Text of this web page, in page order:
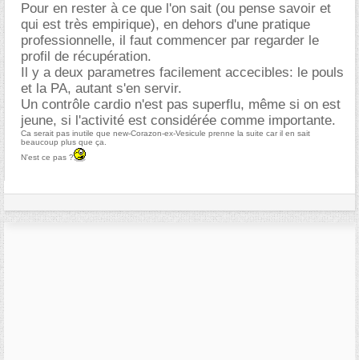
Pour en rester à ce que l'on sait (ou pense savoir et
qui est très empirique), en dehors d'une pratique
professionnelle, il faut commencer par regarder le
profil de récupération.
Il y a deux parametres facilement accecibles: le pouls
et la PA, autant s'en servir.
Un contrôle cardio n'est pas superflu, même si on est
jeune, si l'activité est considérée comme importante.
Ca serait pas inutile que new-Corazon-ex-Vesicule prenne la suite car il en sait
beaucoup plus que ça.
N'est ce pas ?